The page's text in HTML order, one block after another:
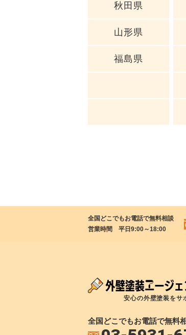
秋田県
山形県
福島県
全国どこでもお電話で無料相談
営業時間 平日9:00～18:00
安心の外壁塗装をサ
全国どこでもお電話で無料